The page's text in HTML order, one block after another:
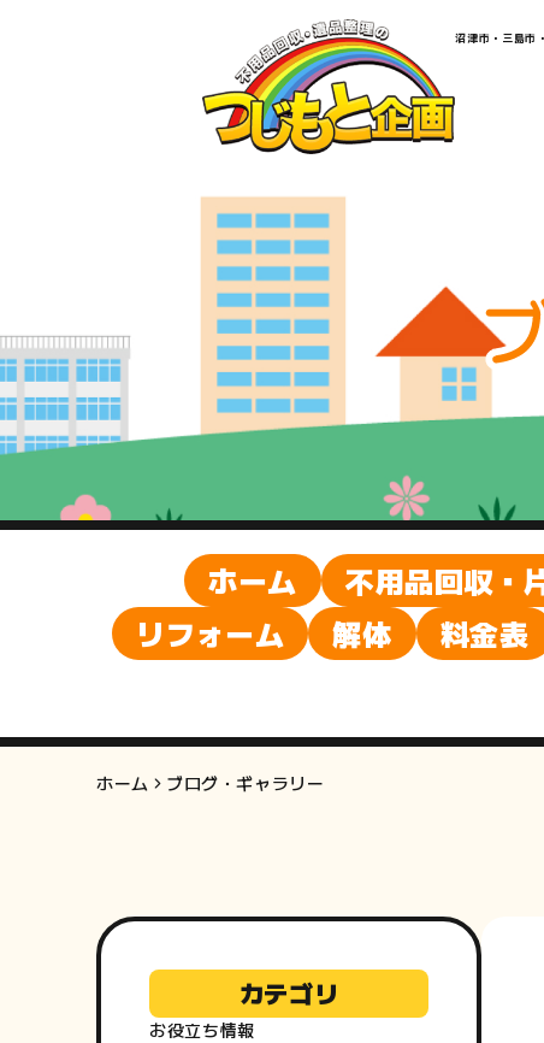
沼津市・三島市
ホーム 不用品回収・
リフォーム
解体 料金表
ホーム ブログ・ギャラリー
カテゴリ
お役立ち情報